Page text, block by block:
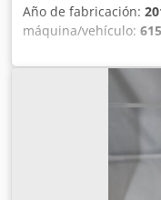
Año de fabricación:
máquina/vehículo:
con sensor integrado
conexión sin
Desoutter CVIR II -
Esfuerzo de torsión:
Máx.: 12 Nm